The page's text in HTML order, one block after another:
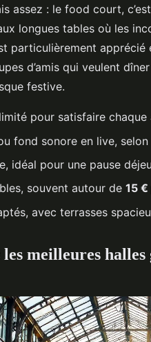
assez : le food court,
longues tables où les
particulièrement
d’amis qui veulent
festive.
pour satisfaire
fond sonore en live,
idéal pour une pause
souvent autour de 15
avec terrasses
meilleures